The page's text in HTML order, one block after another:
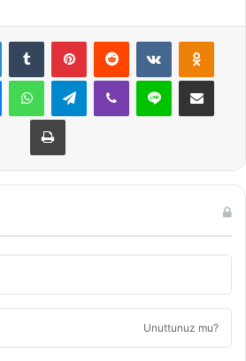
LinkedInTumblr PinterestReddit VKontakte
MessengerWhatsAppTelegramViber Line E-Posta ile
Yazdır
Unuttunuz mu?